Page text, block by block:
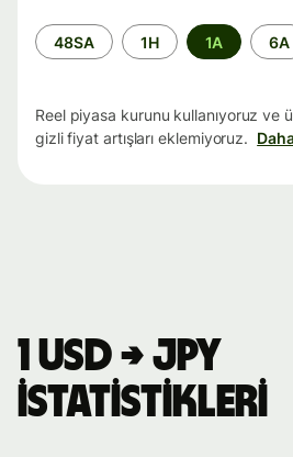
Zaman
aralığı
48SA 1H 1A 6A
Reel piyasa kurunu kullanıyoruz ve
gizli fiyat artışları eklemiyoruz.
1 USD → JPY
istatistikleri